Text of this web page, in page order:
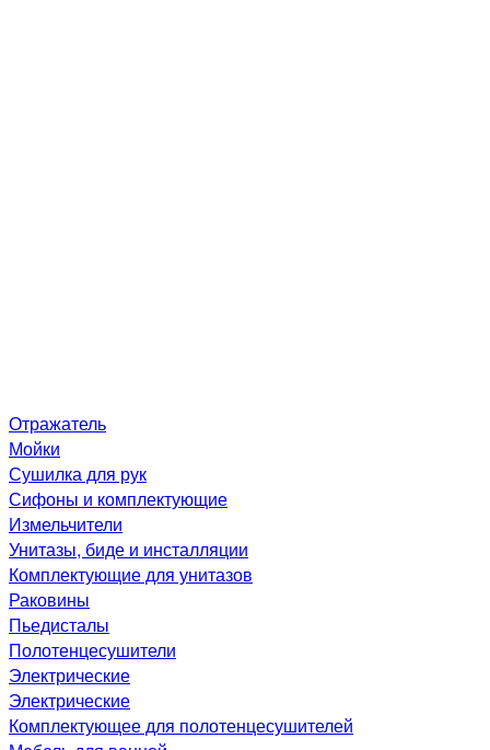
Отражатель
Мойки
Сушилка для рук
Сифоны и комплектующие
Измельчители
Унитазы, биде и инсталляции
Комплектующие для унитазов
Раковины
Пьедисталы
Полотенцесушители
Электрические
Электрические
Комплектующее для полотенцесушителей